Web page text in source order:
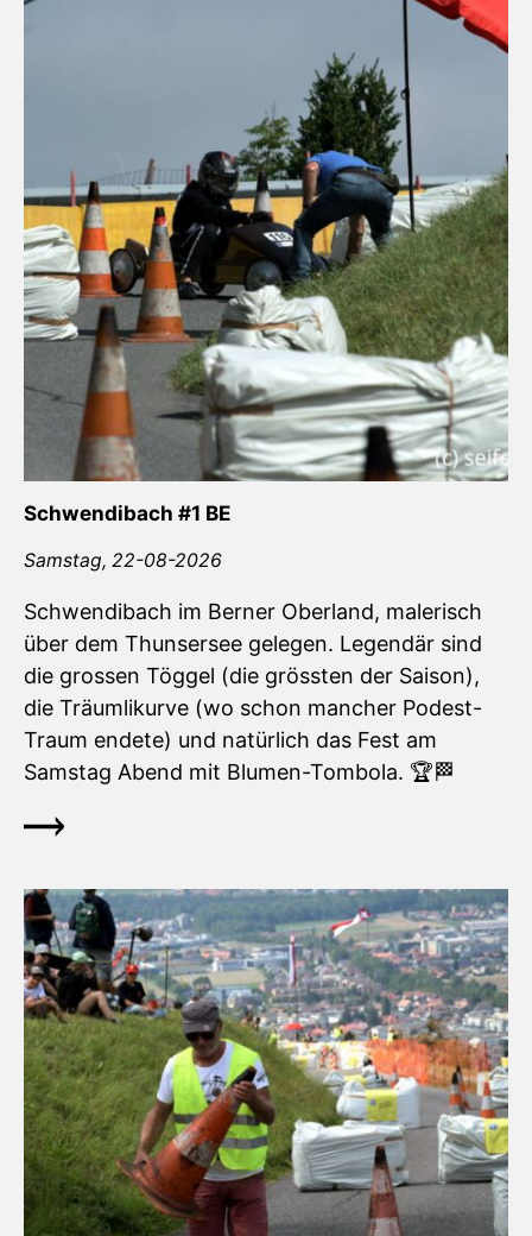
Schwendibach #1 BE
Samstag, 22-08-2026
Schwendibach im Berner Oberland, malerisch
über dem Thunsersee gelegen. Legendär sind
die grossen Töggel (die grössten der Saison),
die Träumlikurve (wo schon mancher Podest-
Traum endete) und natürlich das Fest am
Samstag Abend mit Blumen-Tombola. 🏆🏁